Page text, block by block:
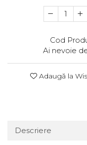
Cod
Ai nevoie
Adaugă la
Descriere